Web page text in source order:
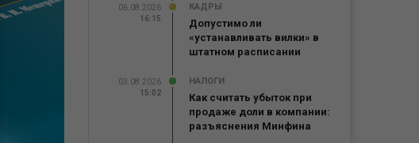
06.08.2026
16:15
КАДРЫ
Допустимо ли
«устанавливать вилки» в
штатном расписании
03.08.2026
15:02
НАЛОГИ
Как считать убыток при
продаже доли в компании:
разъяснения Минфина